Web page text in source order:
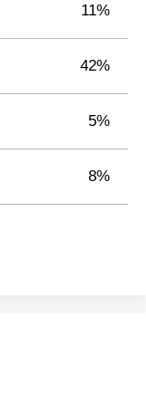
11%
42%
5%
8%